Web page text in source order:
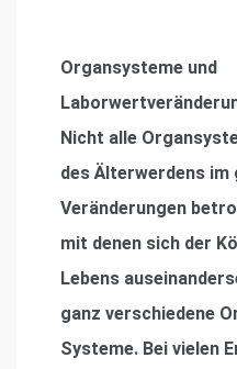
Organsysteme und
Nicht alle
des Älterwerdens im
Veränderungen
mit denen sich der
Lebens
ganz verschiedene
Systeme. Bei vielen